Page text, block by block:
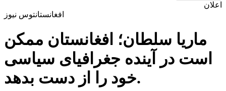
اعلان
افغانستانتوس نیوز
ماريا سلطان؛ افغانستان ممكن
است در آينده جغرافياى سياسى
خود را از دست بدهد.